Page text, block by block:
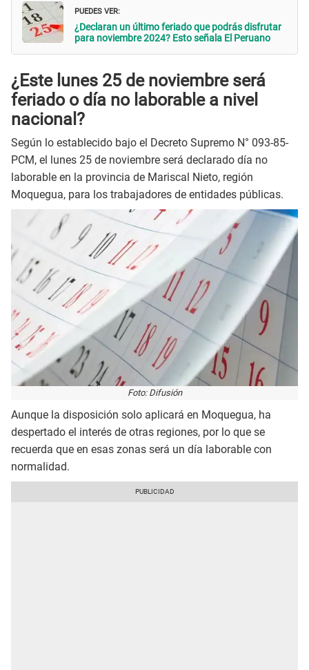
PUEDES VER:
¿Declaran un último feriado que podrás disfrutar
para noviembre 2024? Esto señala El Peruano
¿Este lunes 25 de noviembre será
feriado o día no laborable a nivel
nacional?
Según lo establecido bajo el Decreto Supremo N° 093-85-
PCM, el lunes 25 de noviembre será declarado día no
laborable en la provincia de Mariscal Nieto, región
Moquegua, para los trabajadores de entidades públicas.
Foto: Difusión
Aunque la disposición solo aplicará en Moquegua, ha
despertado el interés de otras regiones, por lo que se
recuerda que en esas zonas será un día laborable con
normalidad.